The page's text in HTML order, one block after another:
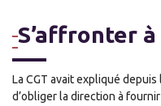
S’affronter
La CGT avait expliqué
d’obliger la direction à